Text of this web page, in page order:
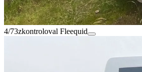
4/73zkontroloval Fleequid